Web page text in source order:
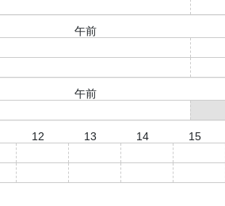
午前
午前
12 13 14 15